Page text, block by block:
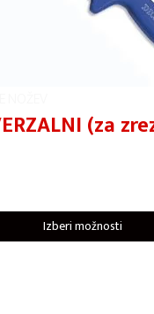
(za
Izberi možnosti